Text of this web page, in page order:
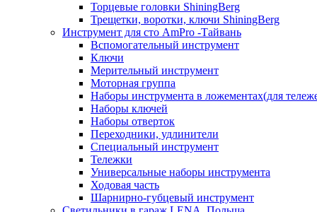
Торцевые головки ShiningBerg
Трещетки, воротки, ключи ShiningBerg
Инструмент для сто AmPro -Тайвань
Вспомогательный инструмент
Ключи
Мерительный инструмент
Моторная группа
Наборы инструмента в ложементах(для
Наборы ключей
Наборы отверток
Переходники, удлинители
Специальный инструмент
Тележки
Универсальные наборы инструмента
Ходовая часть
Шарнирно-губцевый инструмент